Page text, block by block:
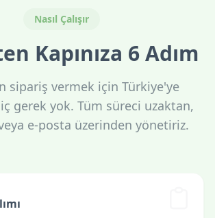
Nasıl Çalışır
Kapınıza 6 Adım
sipariş vermek için Türkiye'ye
gerek yok. Tüm süreci uzaktan,
e-posta üzerinden yönetiriz.